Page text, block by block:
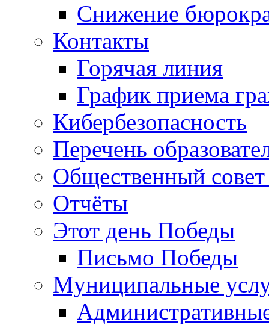
Снижение
Контакты
Горячая линия
График приема
Кибербезопасность
Перечень
Общественный
Отчёты
Этот день Победы
Письмо Победы
Mуниципальные